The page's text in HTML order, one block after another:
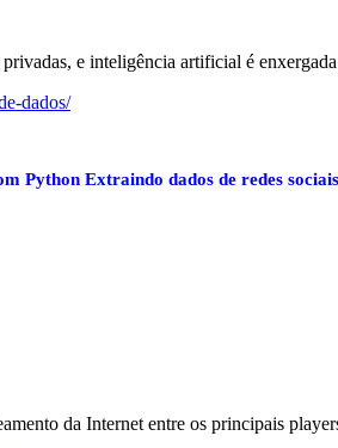
e inteligência artificial é
dados/
Python Extraindo dados de redes
da Internet entre os principais